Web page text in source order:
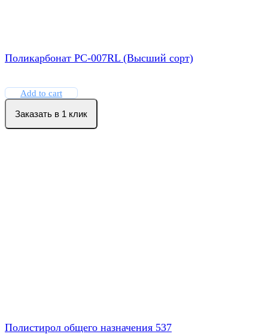
Поликарбонат РС-007RL (Высший сорт)
Add to cart
Заказать в 1 клик
Полистирол общего назначения 537